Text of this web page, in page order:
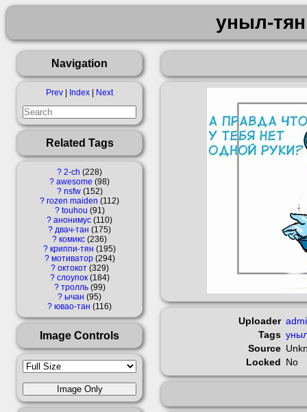
уныл-тян
Navigation
Prev Index Next
Related Tags
? 2-ch 228
? awesome 98
? nsfw 152
? rozen maiden
112
? touhou 91
? анонимус 110
? двач-тан
175
? комикс 236
? криппи-тян
195
? мотиватор 294
? октокот 329
? слоупок 184
? тролль 99
? ычан 95
? ювао-тан 116
Image Controls
Uploader
Tags
Source
Locked No